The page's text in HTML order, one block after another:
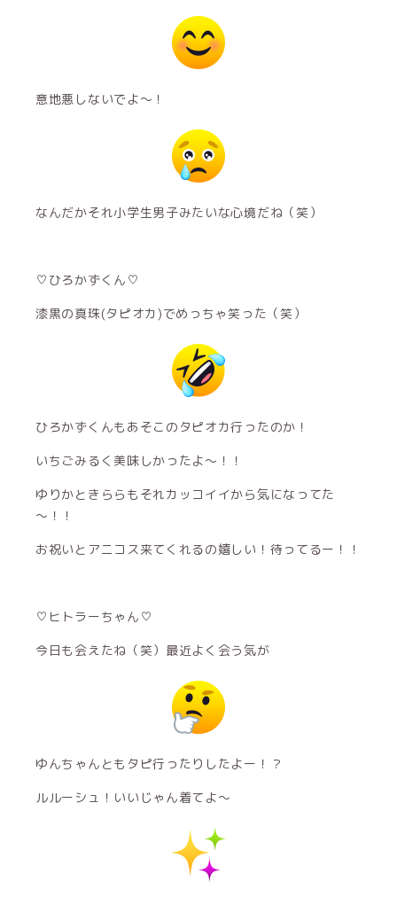
意地悪しないでよ～！
なんだかそれ小学生男子みたいな心境だね（笑）
♡ひろかずくん♡
漆黒の真珠(タピオカ)でめっちゃ笑った（笑）
ひろかずくんもあそこのタピオカ行ったのか！
いちごみるく美味しかったよ～！！
ゆりかときららもそれカッコイイから気になってた
～！！
お祝いとアニコス来てくれるの嬉しい！待ってるー！！
♡ヒトラーちゃん♡
今日も会えたね（笑）最近よく会う気が
ゆんちゃんともタピ行ったりしたよー！？
ルルーシュ！いいじゃん着てよ～